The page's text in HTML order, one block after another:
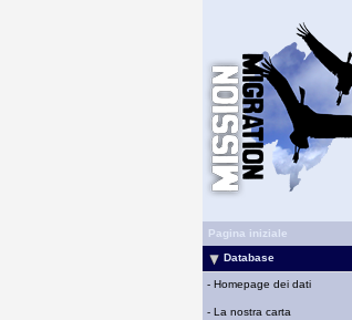
Pagina iniziale
Database
- Homepage dei dati
- La nostra carta